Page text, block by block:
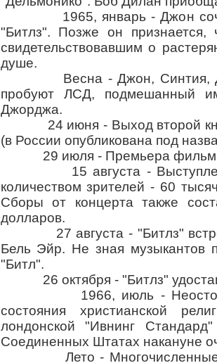
1965, январь - Джон
"Битлз". Позже он
свидетельствовавшим о
душе.
Весна - Джон, Синтия,
пробуют ЛСД, подмешанный
Джорджа.
24 июня - Выход второй
(в России опубликована под
29 июля - Премьера фильма
15 августа - Выступление
количеством зрителей - 60
Сборы от концерта также
долларов.
27 августа - "Битлз"
Бель Эйр. Не зная музыкантов
"Битл".
26 октября - "Битлз"
1966, июль -
состояния христианской
лондонской "Ивнинг
Соединенных Штатах накануне
Лето - Многочисленные